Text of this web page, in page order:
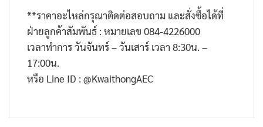
**ราคาอะไหล่กรุณาติดต่อสอบถาม และสั่งซื้อได้ที่
ฝ่ายลูกค้าสัมพันธ์ : หมายเลข 084-4226000
เวลาทำการ วันจันทร์ – วันเสาร์ เวลา 8:30น. –
17:00น.
หรือ Line ID : @KwaithongAEC